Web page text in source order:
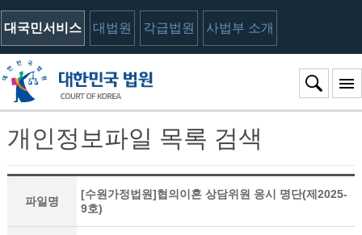
대국민서비스 대법원 각급법원 사법부 소개
개인정보파일 목록 검색
파일명
[수원가정법원]협의이혼 상담위원 응시 명단(제2025-
9호)